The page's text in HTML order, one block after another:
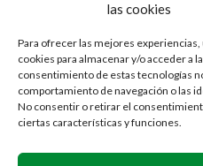
las cookies
Para ofrecer las mejores
cookies para almacenar y/o acceder a
consentimiento de estas tecnologías
comportamiento de navegación o las
No consentir o retirar el
ciertas características y funciones.